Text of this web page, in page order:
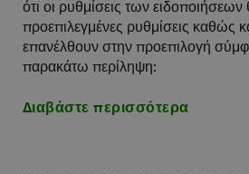
ότι οι ρυθμίσεις των
προεπιλεγμένες ρυθμίσεις καθώς
επανέλθουν στην προεπιλογή
παρακάτω περίληψη:
Διαβάστε περισσότερα